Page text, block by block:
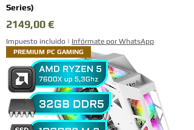
Series)
Precio
2149,00 €
Impuesto incluido | Infórmate por WhatsApp
PREMIUM PC GAMING